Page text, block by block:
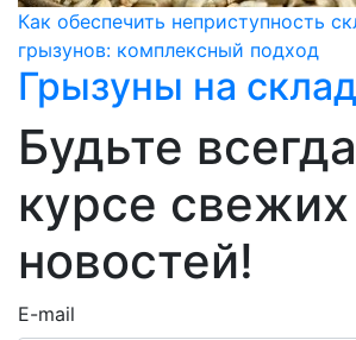
Как обеспечить неприступность
грызунов: комплексный подход
Грызуны на
Будьте
курсе свежих
новостей!
E-mail